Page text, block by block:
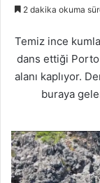
e
-
p
2 dakika okuma
Temiz ince
dans ettiği
alanı kaplıyor.
buraya